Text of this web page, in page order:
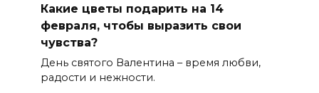
Какие цветы подарить на 14
февраля, чтобы выразить свои
чувства?
День святого Валентина – время любви,
радости и нежности.